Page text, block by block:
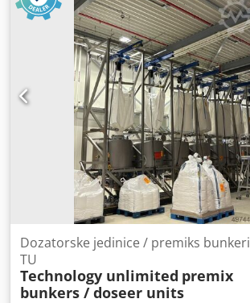
Dozatorske jedinice / premiks bunkeri
TU
Technology unlimited premix
bunkers / doseer units